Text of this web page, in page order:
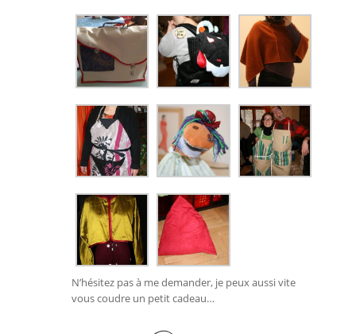
N’hésitez pas à me demander, je peux aussi vite
vous coudre un petit cadeau…